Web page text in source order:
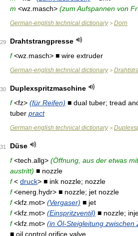
m <wz.masch> (zum Aufspannen von
German-english technical dictionary> Dorn
29
Drahtstrangpresse
f<wz.masch> ■ wire extruder
German-english technical dictionary>
30
Duplexspritzmaschine
f<fz> (für Reifen) ■ dual tuber; tread
tuber pract
German-english technical dictionary>
31
Düse
f<tech.allg> (Öffnung, aus der etwas
austritt) ■ nozzle
f< druck> ■ ink nozzle; nozzle
f<energ.hydr> ■ nozzle; jet nozzle
f<kfz.mot> (Vergaser) ■ jet
f<kfz.mot> (Einspritzventil) ■ nozzle;
f<kfz.mot> (in Öl-Steigleitung zwischen
■ oil control orifice valve